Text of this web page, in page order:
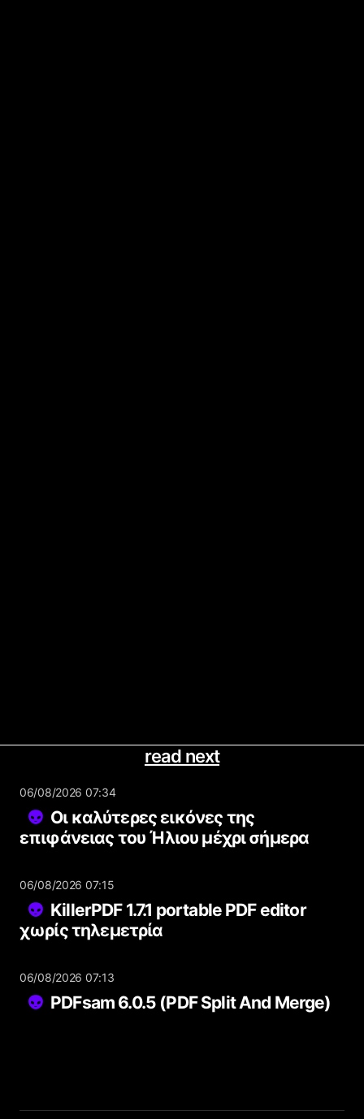
read next
06/08/2026 07:34
Οι καλύτερες εικόνες της
επιφάνειας του Ήλιου μέχρι σήμερα
06/08/2026 07:15
KillerPDF 1.7.1 portable PDF editor
χωρίς τηλεμετρία
06/08/2026 07:13
PDFsam 6.0.5 (PDF Split And Merge)